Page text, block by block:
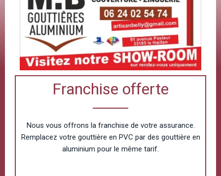
Franchise offerte
Nous vous offrons la franchise de votre assurance.
Remplacez votre gouttière en PVC par des gouttière en
aluminium pour le même tarif.